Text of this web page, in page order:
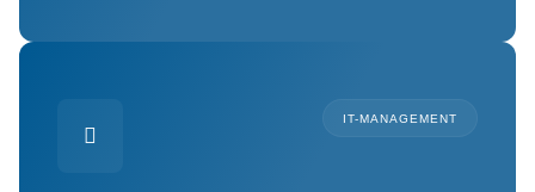

IT-MANAGEMENT